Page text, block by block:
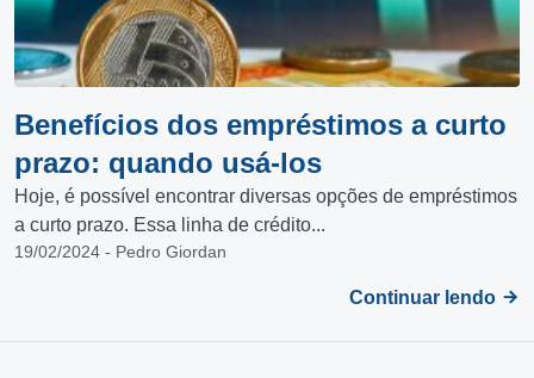
Benefícios dos empréstimos a curto
prazo: quando usá-los
Hoje, é possível encontrar diversas opções de empréstimos
a curto prazo. Essa linha de crédito...
19/02/2024 - Pedro Giordan
Continuar lendo